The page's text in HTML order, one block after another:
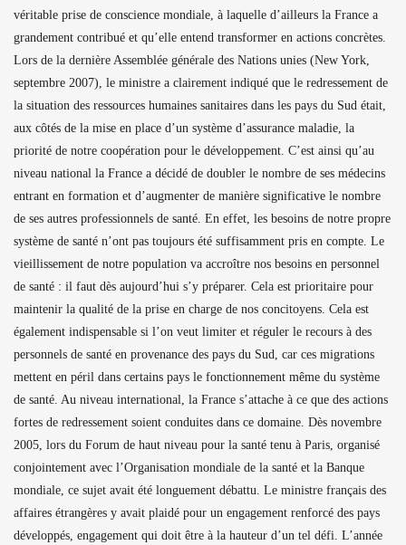
véritable prise de conscience mondiale, à laquelle d’ailleurs la France a
grandement contribué et qu’elle entend transformer en actions concrètes.
Lors de la dernière Assemblée générale des Nations unies (New York,
septembre 2007), le ministre a clairement indiqué que le redressement de
la situation des ressources humaines sanitaires dans les pays du Sud était,
aux côtés de la mise en place d’un système d’assurance maladie, la
priorité de notre coopération pour le développement. C’est ainsi qu’au
niveau national la France a décidé de doubler le nombre de ses médecins
entrant en formation et d’augmenter de manière significative le nombre
de ses autres professionnels de santé. En effet, les besoins de notre propre
système de santé n’ont pas toujours été suffisamment pris en compte. Le
vieillissement de notre population va accroître nos besoins en personnel
de santé : il faut dès aujourd’hui s’y préparer. Cela est prioritaire pour
maintenir la qualité de la prise en charge de nos concitoyens. Cela est
également indispensable si l’on veut limiter et réguler le recours à des
personnels de santé en provenance des pays du Sud, car ces migrations
mettent en péril dans certains pays le fonctionnement même du système
de santé. Au niveau international, la France s’attache à ce que des actions
fortes de redressement soient conduites dans ce domaine. Dès novembre
2005, lors du Forum de haut niveau pour la santé tenu à Paris, organisé
conjointement avec l’Organisation mondiale de la santé et la Banque
mondiale, ce sujet avait été longuement débattu. Le ministre français des
affaires étrangères y avait plaidé pour un engagement renforcé des pays
développés, engagement qui doit être à la hauteur d’un tel défi. L’année